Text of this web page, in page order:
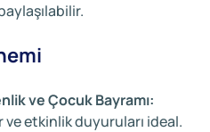
ve Çocuk Bayramı:
etkinlik duyuruları ideal.